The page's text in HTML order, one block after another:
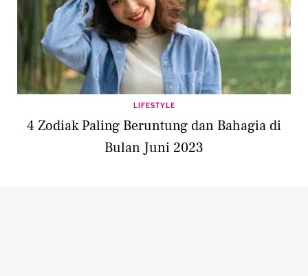
LIFESTYLE
4 Zodiak Paling Beruntung dan Bahagia di
Bulan Juni 2023